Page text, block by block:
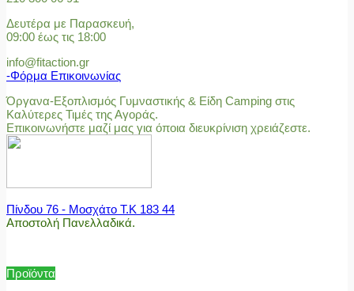
Δευτέρα με Παρασκευή,
09:00 έως τις 18:00
info@fitaction.gr
-Φόρμα Επικοινωνίας
Όργανα-Εξοπλισμός Γυμναστικής & Είδη Camping στις
Καλύτερες Τιμές της Αγοράς.
Επικοινωνήστε μαζί μας για όποια διευκρίνιση χρειάζεστε.
Πίνδου 76 - Μοσχάτο Τ.Κ 183 44
Αποστολή Πανελλαδικά.
Προϊόντα